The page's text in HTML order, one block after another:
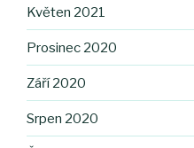
Květen 2021
Prosinec 2020
Září 2020
Srpen 2020